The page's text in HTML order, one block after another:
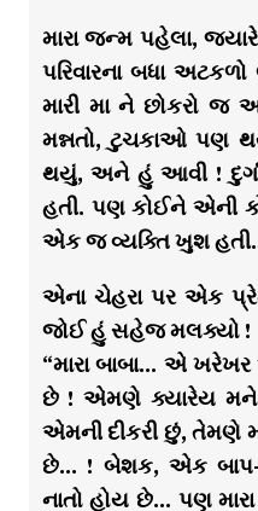
મારા જન્મ પહેલા,
પરિવારના બધા
મારી મા ને છોકરો
મન્નતો, ટુચકાઓ પણ
થયું, અને હું આવી !
હતી. પણ કોઈને એની
એક જ વ્યક્તિ ખુશ હતી…
એના ચેહરા પર એક
જોઈ હું સહેજ મલક્યો !
“મારા બાબા… એ
છે ! એમણે ક્યારેય મને
એમની દીકરી છું, તેમણે
છે… ! બેશક, એક
નાતો હોય છે… પણ મારા